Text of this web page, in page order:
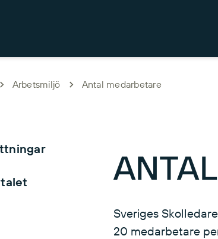
Arbetsmiljö Antal medarbetare
Sveriges
20 medarbetare